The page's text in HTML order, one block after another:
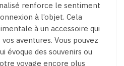
renforce le sentiment
à l’objet. Cela
à un accessoire qui
aventures. Vous pouvez
évoque des souvenirs ou
voyage encore plus